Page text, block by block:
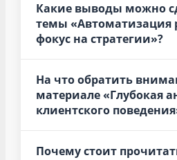
Какие выводы можно
темы «Автоматизация
фокус на стратегии»?
На что обратить
материале «Глубокая
клиентского
Почему стоит